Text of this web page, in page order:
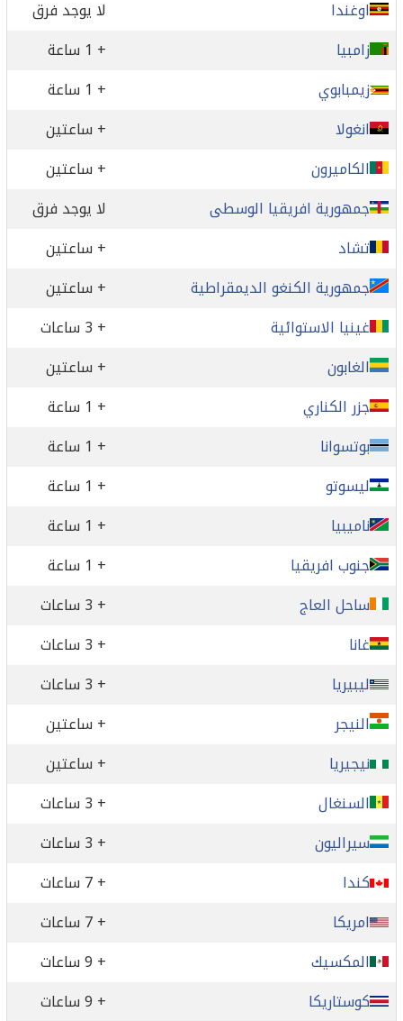
اوغندا
لا يوجد فرق
زامبيا
+ 1 ساعة
زيمبابوي
+ 1 ساعة
انغولا
+ ساعتين
الكاميرون
+ ساعتين
جمهورية افريقيا الوسطى
لا يوجد فرق
تشاد
+ ساعتين
جمهورية الكنغو الديمقراطية
+ ساعتين
غينيا الاستوائية
+ 3 ساعات
الغابون
+ ساعتين
جزر الكناري
+ 1 ساعة
بوتسوانا
+ 1 ساعة
ليسوتو
+ 1 ساعة
ناميبيا
+ 1 ساعة
جنوب افريقيا
+ 1 ساعة
ساحل العاج
+ 3 ساعات
غانا
+ 3 ساعات
ليبيريا
+ 3 ساعات
النيجر
+ ساعتين
نيجيريا
+ ساعتين
السنغال
+ 3 ساعات
سيراليون
+ 3 ساعات
كندا
+ 7 ساعات
امريكا
+ 7 ساعات
المكسيك
+ 9 ساعات
كوستاريكا
+ 9 ساعات